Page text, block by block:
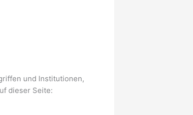
und Institutionen,
dieser Seite: